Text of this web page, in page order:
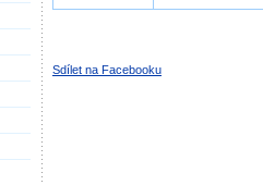
Sdílet na Facebooku